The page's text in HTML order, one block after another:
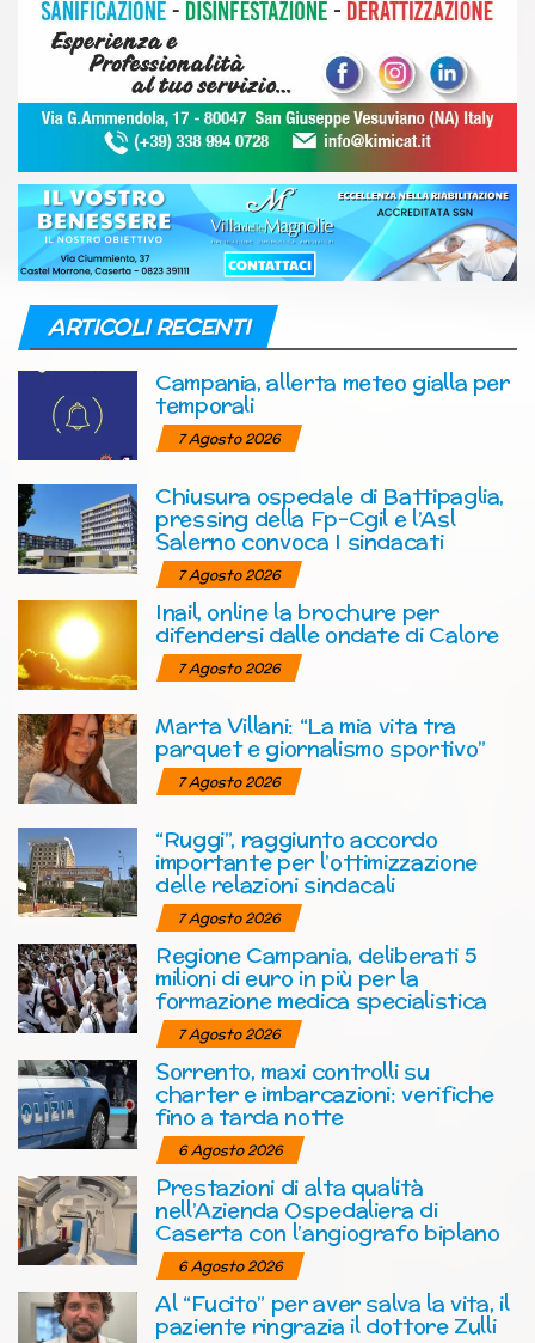
ARTICOLI RECENTI
Campania, allerta meteo gialla per
temporali
7 Agosto 2026
Chiusura ospedale di Battipaglia,
pressing della Fp-Cgil e l’Asl
Salerno convoca I sindacati
7 Agosto 2026
Inail, online la brochure per
difendersi dalle ondate di Calore
7 Agosto 2026
Marta Villani: “La mia vita tra
parquet e giornalismo sportivo”
7 Agosto 2026
“Ruggi”, raggiunto accordo
importante per l’ottimizzazione
delle relazioni sindacali
7 Agosto 2026
Regione Campania, deliberati 5
milioni di euro in più per la
formazione medica specialistica
7 Agosto 2026
Sorrento, maxi controlli su
charter e imbarcazioni: verifiche
fino a tarda notte
6 Agosto 2026
Prestazioni di alta qualità
nell’Azienda Ospedaliera di
Caserta con l’angiografo biplano
6 Agosto 2026
Al “Fucito” per aver salva la vita, il
paziente ringrazia il dottore Zulli